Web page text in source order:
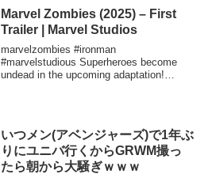
投稿しております。著作権侵害に関する
申し立てがあっ...
Marvel Zombies (2025) – First
Trailer | Marvel Studios
marvelzombies #ironman
#marvelstudious Superheroes become
undead in the upcoming adaptation!
いつメン(アベンジャーズ)で1年ぶ
りにユニバ行くからGRWM撮っ
たら朝から大騒ぎｗｗｗ